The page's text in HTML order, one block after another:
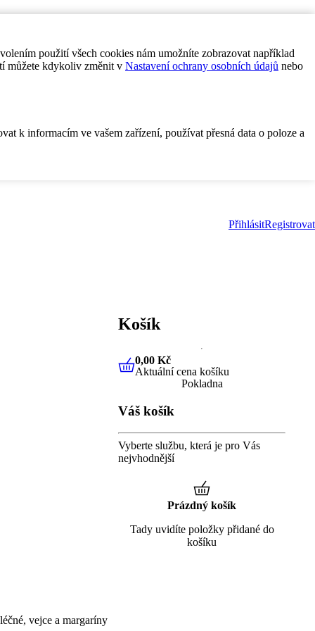
použití všech cookies nám umožníte zobrazovat například
můžete kdykoliv změnit v Nastavení ochrany osobních údajů nebo
k informacím ve vašem zařízení, používat přesná data o poloze a
PřihlásitRegistrovat
vejce a margaríny
Košík
0,00 KčAktuální cena košíku
0,00 Kč
Aktuální cena košíku
Pokladna
Váš košík
Vyberte službu, která je pro Vás
nejvhodnější
Prázdný košík
Tady uvidíte položky přidané do
košíku